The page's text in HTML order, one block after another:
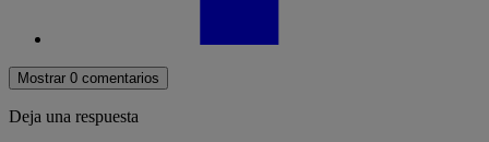
Mostrar 0 comentarios
Deja una respuesta